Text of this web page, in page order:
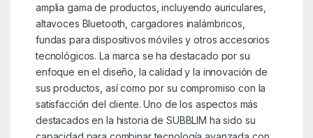
amplia gama de productos, incluyendo auriculares,
altavoces Bluetooth, cargadores inalámbricos,
fundas para dispositivos móviles y otros accesorios
tecnológicos. La marca se ha destacado por su
enfoque en el diseño, la calidad y la innovación de
sus productos, así como por su compromiso con la
satisfacción del cliente. Uno de los aspectos más
destacados en la historia de SUBBLIM ha sido su